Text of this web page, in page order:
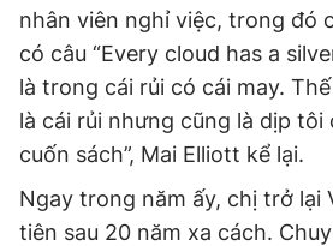
nhân viên nghỉ việc, trong đó
có câu “Every cloud has a
là trong cái rủi có cái may.
là cái rủi nhưng cũng là dịp
cuốn sách”, Mai Elliott kể lại.
Ngay trong năm ấy, chị trở lại
tiên sau 20 năm xa cách.